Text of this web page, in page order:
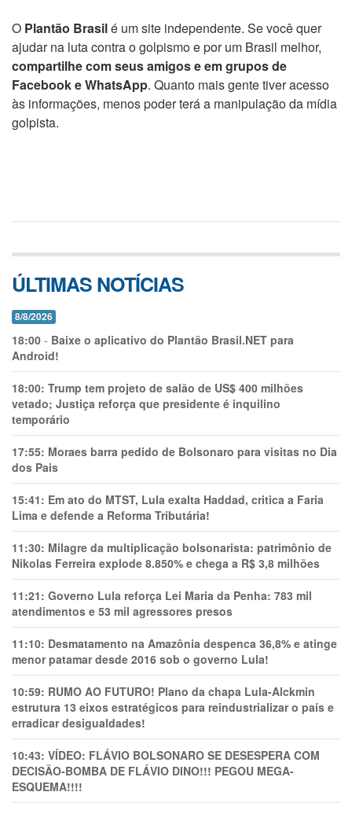
O Plantão Brasilé um site independente. Se você quer
ajudar na luta contra o golpismo e por um Brasil melhor,
compartilhe com seus amigos e em grupos de
Facebook e WhatsApp. Quanto mais gente tiver acesso
às informações, menos poder terá a manipulação da mídia
golpista.
ÚLTIMAS NOTÍCIAS
8/8/2026
18:00 - Baixe o aplicativo do Plantão Brasil.NET para
Android!
18:00: Trump tem projeto de salão de US$ 400 milhões
vetado; Justiça reforça que presidente é inquilino
temporário
17:55: Moraes barra pedido de Bolsonaro para visitas no Dia
dos Pais
15:41: Em ato do MTST, Lula exalta Haddad, critica a Faria
Lima e defende a Reforma Tributária!
11:30: Milagre da multiplicação bolsonarista: patrimônio de
Nikolas Ferreira explode 8.850% e chega a R$ 3,8 milhões
11:21: Governo Lula reforça Lei Maria da Penha: 783 mil
atendimentos e 53 mil agressores presos
11:10: Desmatamento na Amazônia despenca 36,8% e atinge
menor patamar desde 2016 sob o governo Lula!
10:59: RUMO AO FUTURO! Plano da chapa Lula-Alckmin
estrutura 13 eixos estratégicos para reindustrializar o país e
erradicar desigualdades!
10:43: VÍDEO: FLÁVIO BOLSONARO SE DESESPERA COM
DECISÃO-BOMBA DE FLÁVIO DINO!!! PEGOU MEGA-
ESQUEMA!!!!